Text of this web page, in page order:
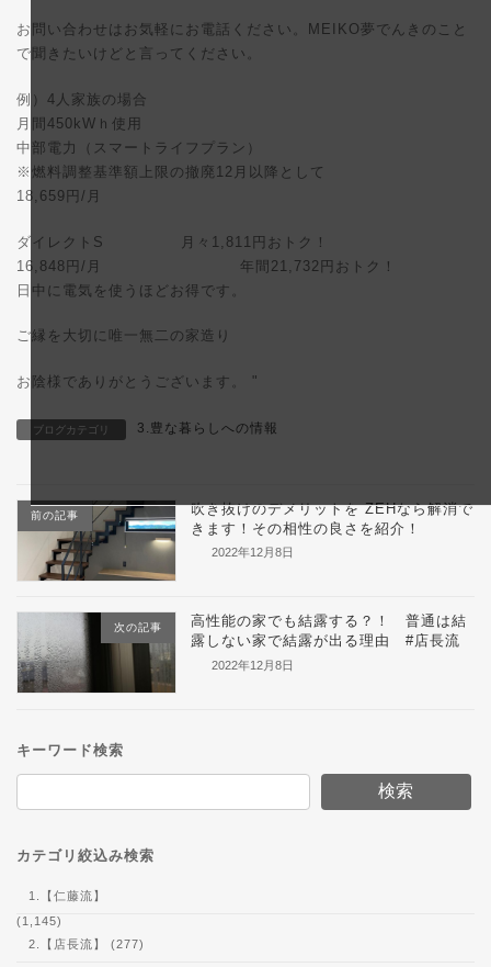
お問い合わせはお気軽にお電話ください。MEIKO夢でんきのこと
で聞きたいけどと言ってください。
例）4人家族の場合
月間450kWｈ使用
中部電力（スマートライフプラン）
※燃料調整基準額上限の撤廃12月以降として
18,659円/月
ダイレクトS 月々1,811円おトク！
16,848円/月 年間21,732円おトク！
日中に電気を使うほどお得です。
ご縁を大切に唯一無二の家造り
お陰様でありがとうございます。 "
ブログカテゴリ 3.豊な暮らしへの情報
前の記事
吹き抜けのデメリットを ZEHなら解消で
きます！その相性の良さを紹介！
2022年12月8日
次の記事
高性能の家でも結露する？！ 普通は結
露しない家で結露が出る理由 #店長流
2022年12月8日
キーワード検索
検索
カテゴリ絞込み検索
1.【仁藤流】
(1,145)
2.【店長流】 (277)